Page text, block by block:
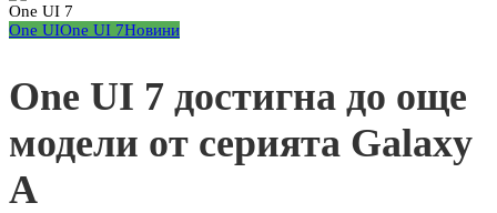
One UI 7
One UIOne UI 7Новини
One UI 7 достигна до още
модели от серията Galaxy
A